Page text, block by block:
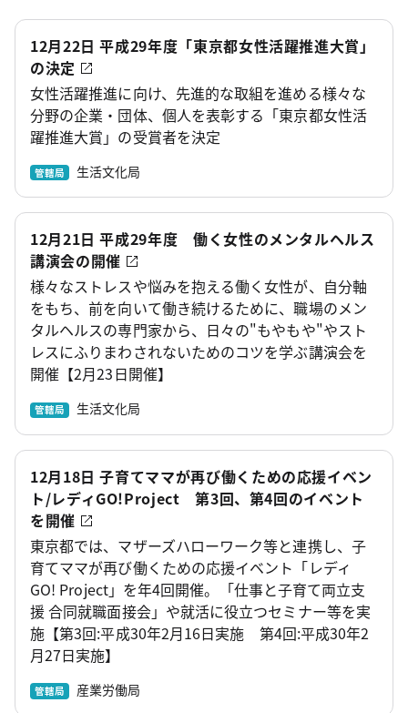
12月22日 平成29年度「東京都女性活躍推進大賞」
の決定
女性活躍推進に向け、先進的な取組を進める様々な
分野の企業・団体、個人を表彰する「東京都女性活
躍推進大賞」の受賞者を決定
管轄局 生活文化局
12月21日 平成29年度 働く女性のメンタルヘルス
講演会の開催
様々なストレスや悩みを抱える働く女性が、自分軸
をもち、前を向いて働き続けるために、職場のメン
タルヘルスの専門家から、日々の"もやもや"やスト
レスにふりまわされないためのコツを学ぶ講演会を
開催【2月23日開催】
管轄局 生活文化局
12月18日 子育てママが再び働くための応援イベン
ト/レディGO!Project 第3回、第4回のイベント
を開催
東京都では、マザーズハローワーク等と連携し、子
育てママが再び働くための応援イベント「レディ
GO! Project」を年4回開催。「仕事と子育て両立支
援 合同就職面接会」や就活に役立つセミナー等を実
施【第3回:平成30年2月16日実施 第4回:平成30年2
月27日実施】
管轄局 産業労働局